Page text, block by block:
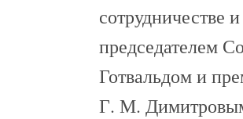
сотрудничестве
председателем
Готвальдом и
Г. М.